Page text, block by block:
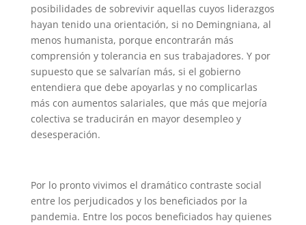
posibilidades de sobrevivir aquellas cuyos liderazgos
hayan tenido una orientación, si no Demingniana, al
menos humanista, porque encontrarán más
comprensión y tolerancia en sus trabajadores. Y por
supuesto que se salvarían más, si el gobierno
entendiera que debe apoyarlas y no complicarlas
más con aumentos salariales, que más que mejoría
colectiva se traducirán en mayor desempleo y
desesperación.
Por lo pronto vivimos el dramático contraste social
entre los perjudicados y los beneficiados por la
pandemia. Entre los pocos beneficiados hay quienes